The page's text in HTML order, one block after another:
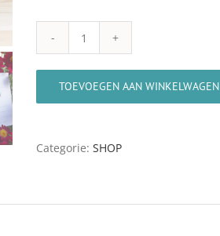
Boek
dagen
Rietmeijer,
aantal
TOEVOEGEN AAN WINKELWAGEN
Categorie: SHOP